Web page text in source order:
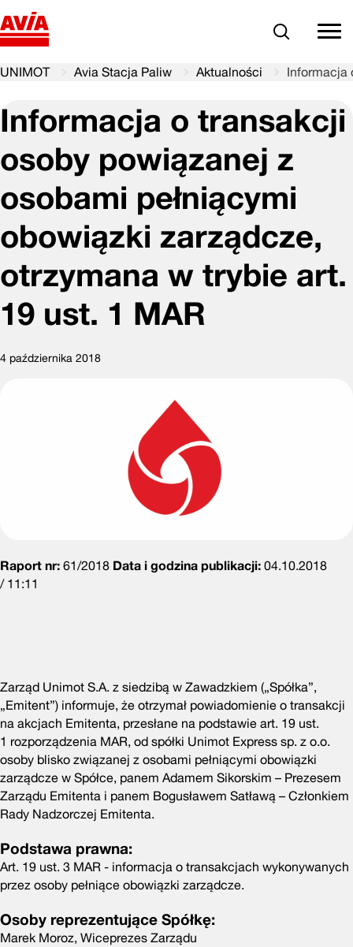
Szukaj
UNIMOT Avia Stacja Paliw Aktualności Informacja
Informacja o transakcji
osoby powiązanej z
osobami pełniącymi
obowiązki zarządcze,
otrzymana w trybie art.
19 ust. 1 MAR
4 października 2018
Raport nr: 61/2018 Data i godzina publikacji: 04.10.2018
/ 11:11
Zarząd Unimot S.A. z siedzibą w Zawadzkiem („Spółka”,
„Emitent”) informuje, że otrzymał powiadomienie o transakcji
na akcjach Emitenta, przesłane na podstawie art. 19 ust.
1 rozporządzenia MAR, od spółki Unimot Express sp. z o.o.
osoby blisko związanej z osobami pełniącymi obowiązki
zarządcze w Spółce, panem Adamem Sikorskim – Prezesem
Zarządu Emitenta i panem Bogusławem Satławą – Członkiem
Rady Nadzorczej Emitenta.
Podstawa prawna:
Art. 19 ust. 3 MAR - informacja o transakcjach wykonywanych
przez osoby pełniące obowiązki zarządcze.
Osoby reprezentujące Spółkę:
Marek Moroz, Wiceprezes Zarządu